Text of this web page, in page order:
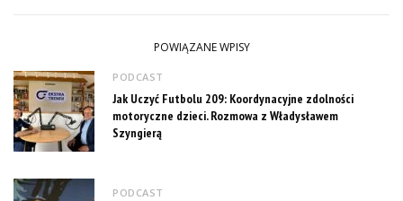
POWIĄZANE WPISY
PODCAST
Jak Uczyć Futbolu 209: Koordynacyjne zdolności
motoryczne dzieci. Rozmowa z Władysławem
Szyngierą
PODCAST